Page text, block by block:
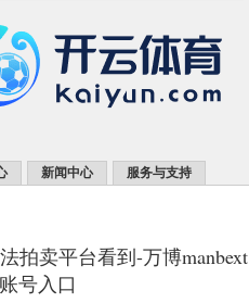
新闻中心 服务与支持
拍卖平台看到-万博manbext
号入口